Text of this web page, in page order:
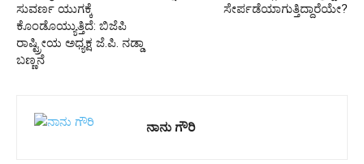
ಸುವರ್ಣ ಯುಗಕ್ಕೆ
ಕೊಂಡೊಯ್ಯುತ್ತಿದೆ: ಬಿಜೆಪಿ
ರಾಷ್ಟ್ರೀಯ ಅಧ್ಯಕ್ಷ ಜೆ.ಪಿ. ನಡ್ಡಾ
ಬಣ್ಣನೆ
ಸೇರ್ಪಡೆಯಾಗುತ್ತಿದ್ದಾರೆಯೇ?
ನಾನು ಗೌರಿ